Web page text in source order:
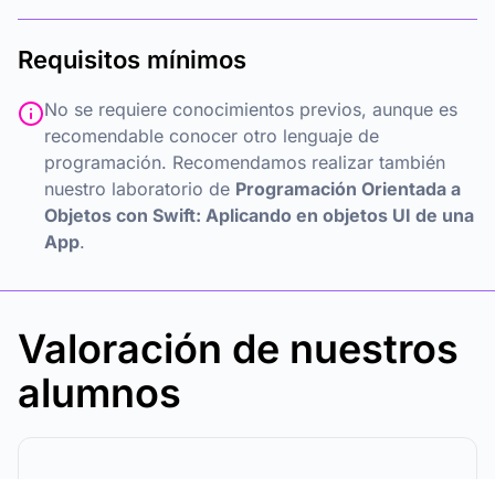
Requisitos mínimos
No se requiere conocimientos previos, aunque es
recomendable conocer otro lenguaje de
programación. Recomendamos realizar también
nuestro laboratorio de Programación Orientada a
Objetos con Swift: Aplicando en objetos UI de una
App.
Valoración de nuestros
alumnos